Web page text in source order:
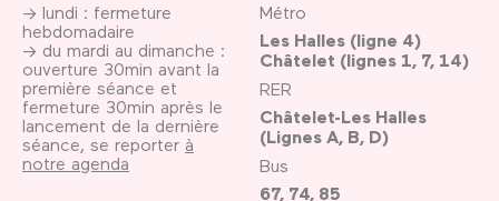
→ lundi : fermeture
hebdomadaire
→ du mardi au dimanche :
ouverture 30min avant la
première séance et
fermeture 30min après le
lancement de la dernière
séance, se reporter à
notre agenda
Métro
Les Halles (ligne 4)
Châtelet (lignes 1, 7, 14)
RER
Châtelet-Les Halles
(Lignes A, B, D)
Bus
67, 74, 85